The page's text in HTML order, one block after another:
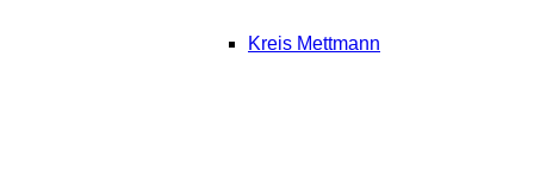
Kreis Mettmann